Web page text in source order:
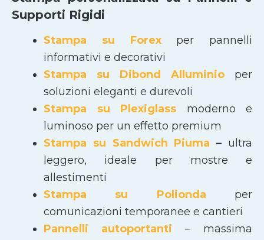
Supporti Rigidi
Stampa su Forexper pannelli
informativi e decorativi
Stampa su Dibond Alluminio per
soluzioni eleganti e durevoli
Stampa su Plexiglass moderno e
luminoso per un effetto premium
Stampa su Sandwich Piuma – ultra
leggero, ideale per mostre e
allestimenti
Stampa su Polionda per
comunicazioni temporanee e cantieri
Pannelli autoportanti – massima